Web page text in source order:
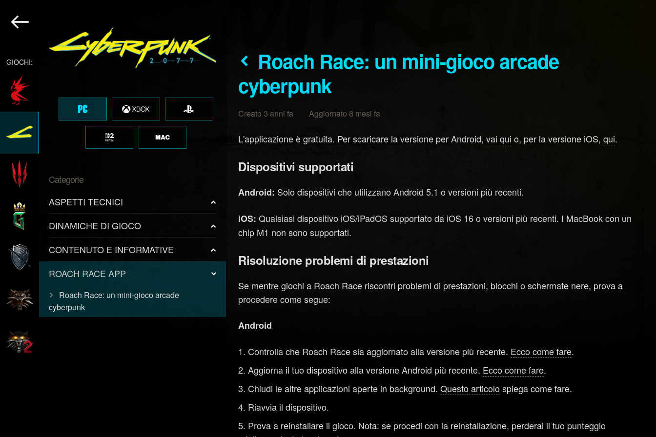
GIOCHI:
Categorie
ASPETTI TECNICI
DINAMICHE DI GIOCO
CONTENUTO E INFORMATIVE
ROACH RACE APP
Roach Race: un mini-gioco arcade
cyberpunk
Roach Race: un mini-gioco arcade
cyberpunk
Creato 3 anni fa Aggiornato 8 mesi fa
L'applicazione è gratuita. Per scaricare la versione per Android, vaiqui o, per la versione iOS,qui.
Dispositivi supportati
Android: Solo dispositivi che utilizzano Android 5.1 o versioni più recenti.
iOS: Qualsiasi dispositivo iOS/iPadOS supportato da iOS 16 o versioni più recenti. I MacBook con un
chip M1 non sono supportati.
Risoluzione problemi di prestazioni
Se mentre giochi a Roach Race riscontri problemi di prestazioni, blocchi o schermate nere, prova a
procedere come segue:
Android
Controlla che Roach Race sia aggiornato alla versione più recente. Ecco come fare.
Aggiorna il tuo dispositivo alla versione Android più recente. Ecco come fare.
Chiudi le altre applicazioni aperte in background.Questo articolospiega come fare.
Riavvia il dispositivo.
Prova a reinstallare il gioco. Nota: se procedi con la reinstallazione, perderai il tuo punteggio